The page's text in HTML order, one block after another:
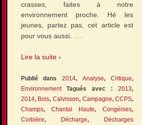
crasses, faites à notre
environnement proche. Hé les
jeunes, partez pas, cet article est
pour vous aussi.
…
Lire la suite ›
Publié dans2014,Analyse,Critique,
EnvironnementTagués avec :2013,
2014, Bois, Calvisson, Campagne,CCPS,
Champs, Chantal Haute,Congénies,
Corbière, Décharge, Décharges